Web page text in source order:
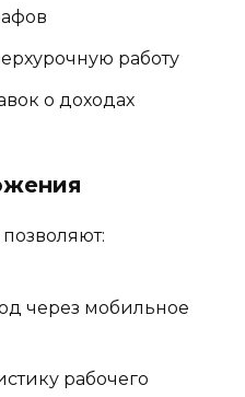
работу
о доходах
через мобильное
рабочего